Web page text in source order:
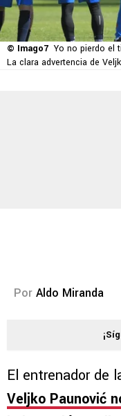
© Imago7 Yo no pierdo el
La clara advertencia de
Por Aldo Miranda
El entrenador de
Veljko Paunović